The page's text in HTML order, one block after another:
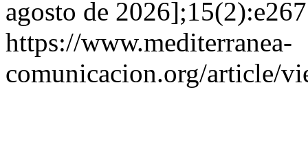
agosto de
https://www.mediterranea-
comunicacion.org/article/